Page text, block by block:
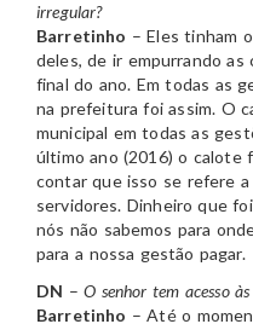
irregular?
Barretinho – Eles tinham
deles, de ir empurrando
final do ano. Em todas as
na prefeitura foi assim. O
municipal em todas as
último ano (2016) o calote
contar que isso se refere
servidores. Dinheiro que
nós não sabemos para
para a nossa gestão pagar.
DN –O senhor tem acesso
Barretinho – Até o